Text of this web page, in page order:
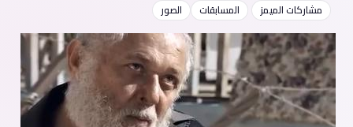
مشاركات الميمز
المسابقات الصور